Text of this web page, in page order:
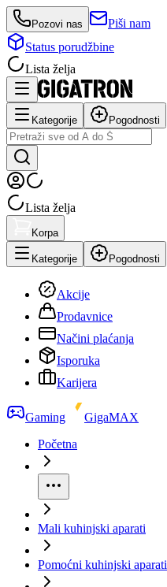
Pozovi nas
Piši nam
Status porudžbine
Lista želja
Kategorije Pogodnosti
Lista želja
Korpa
Kategorije Pogodnosti
Akcije
Prodavnice
Načini plaćanja
Isporuka
Karijera
Gaming
GigaMAX
Početna
Mali kuhinjski aparati
Pomoćni kuhinjski aparati